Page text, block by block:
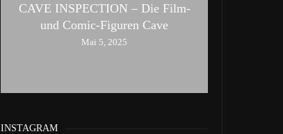
CAVE INSPECTION – Die Film-
und Comic-Figuren Cave
Mai 5, 2025
INSTAGRAM